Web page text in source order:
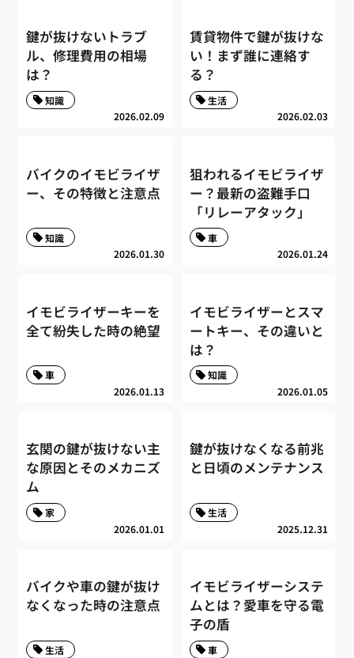
鍵が抜けないトラブ
ル、修理費用の相場
は？
2026.02.09
知識
賃貸物件で鍵が抜けな
い！まず誰に連絡す
る？
2026.02.03
生活
バイクのイモビライザ
ー、その特徴と注意点
2026.01.30
知識
狙われるイモビライザ
ー？最新の盗難手口
「リレーアタック」
2026.01.24
車
イモビライザーキーを
全て紛失した時の絶望
2026.01.13
車
イモビライザーとスマ
ートキー、その違いと
は？
2026.01.05
知識
玄関の鍵が抜けない主
な原因とそのメカニズ
ム
2026.01.01
家
鍵が抜けなくなる前兆
と日頃のメンテナンス
2025.12.31
生活
バイクや車の鍵が抜け
なくなった時の注意点
生活
イモビライザーシステ
ムとは？愛車を守る電
子の盾
車